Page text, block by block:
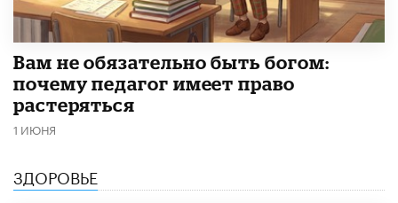
​Вам не обязательно быть богом:
почему педагог имеет право
растеряться
1 ИЮНЯ
ЗДОРОВЬЕ